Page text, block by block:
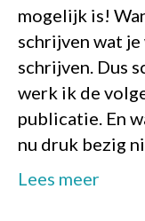
mogelijk is!
schrijven wat
schrijven. Dus
werk ik de
publicatie. En
nu druk bezig
Lees meer